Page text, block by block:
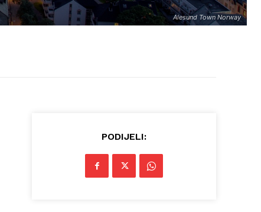
Alesund Town Norway
PODIJELI: